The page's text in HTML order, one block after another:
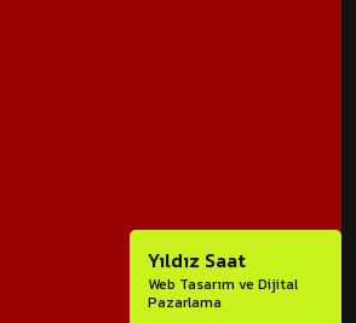
Yıldız Saat
Web Tasarım ve Dijital
Pazarlama